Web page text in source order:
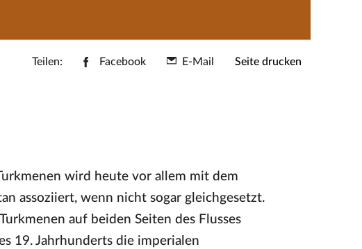
Teilen: Facebook E-Mail Seite drucken
wird heute vor allem mit dem
assoziiert, wenn nicht sogar gleichgesetzt.
auf beiden Seiten des Flusses
19. Jahrhunderts die imperialen